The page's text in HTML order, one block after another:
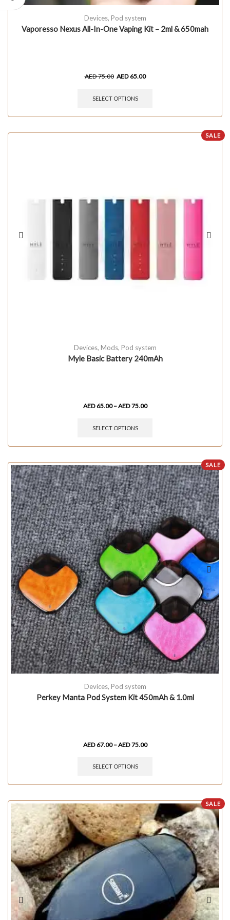
Devices, Pod system
Vaporesso Nexus All-In-One Vaping Kit – 2ml & 650mah
AED75.00 AED 65.00
SELECT OPTIONS
SALE
Devices, Mods, Pod system
Myle Basic Battery 240mAh
AED 65.00 –AED75.00
SELECT OPTIONS
SALE
Devices, Pod system
Perkey Manta Pod System Kit 450mAh & 1.0ml
AED 67.00 –AED75.00
SELECT OPTIONS
SALE